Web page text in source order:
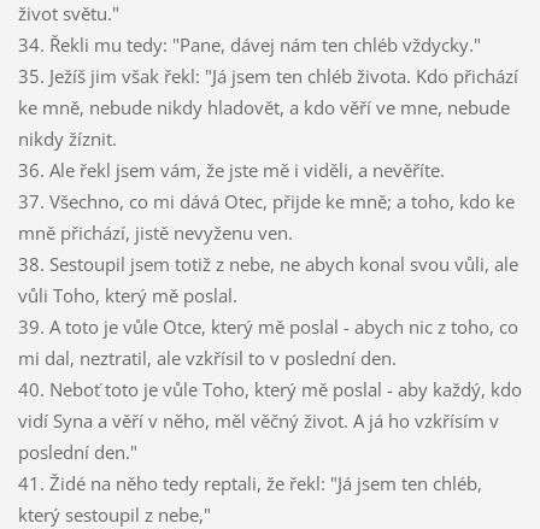
život světu."
34. Řekli mu tedy: "Pane, dávej nám ten chléb vždycky."
35. Ježíš jim však řekl: "Já jsem ten chléb života. Kdo přichází
ke mně, nebude nikdy hladovět, a kdo věří ve mne, nebude
nikdy žíznit.
36. Ale řekl jsem vám, že jste mě i viděli, a nevěříte.
37. Všechno, co mi dává Otec, přijde ke mně; a toho, kdo ke
mně přichází, jistě nevyženu ven.
38. Sestoupil jsem totiž z nebe, ne abych konal svou vůli, ale
vůli Toho, který mě poslal.
39. A toto je vůle Otce, který mě poslal - abych nic z toho, co
mi dal, neztratil, ale vzkřísil to v poslední den.
40. Neboť toto je vůle Toho, který mě poslal - aby každý, kdo
vidí Syna a věří v něho, měl věčný život. A já ho vzkřísím v
poslední den."
41. Židé na něho tedy reptali, že řekl: "Já jsem ten chléb,
který sestoupil z nebe,"